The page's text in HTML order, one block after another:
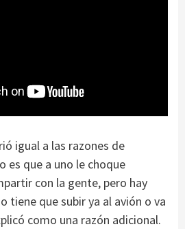
igual a las razones de
es que a uno le choque
con la gente, pero hay
tiene que subir ya al avión o va
como una razón adicional.